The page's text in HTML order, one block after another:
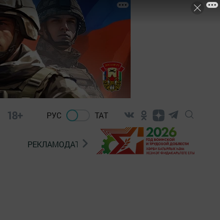
18+ РУС ТАТ
РЕКЛАМОДАТЕЛЯМ